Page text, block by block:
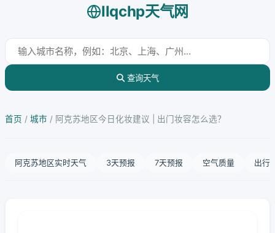
llqchp天气网
查询天气
首页 / 城市 / 阿克苏地区今日化妆建议 | 出门妆容怎么选？
阿克苏地区实时天气 3天预报 7天预报 空气质量 出行